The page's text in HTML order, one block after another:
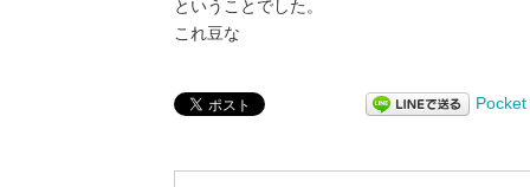
ということでした。
これ豆な
Pocket